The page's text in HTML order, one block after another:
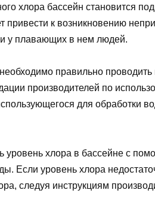
хлора бассейн становится
привести к возникновению
у плавающих в нем людей.
правильно проводить
производителей по
для обработки
уровень хлора в бассейне с
Если уровень хлора
следуя инструкциям